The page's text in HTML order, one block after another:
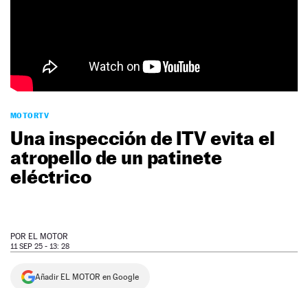
MOTORTV
Una inspección de ITV evita el
atropello de un patinete
eléctrico
POR EL MOTOR
11 SEP 25 - 13: 28
Añadir EL MOTOR en Google